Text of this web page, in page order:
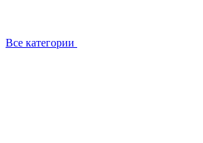
Все категории